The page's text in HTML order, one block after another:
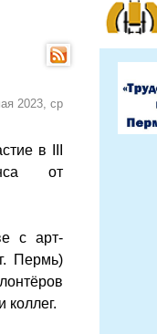
2023, ср
в III
от
с арт-
Пермь)
коллег.